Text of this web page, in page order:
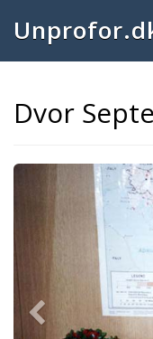
Dvor
Previous